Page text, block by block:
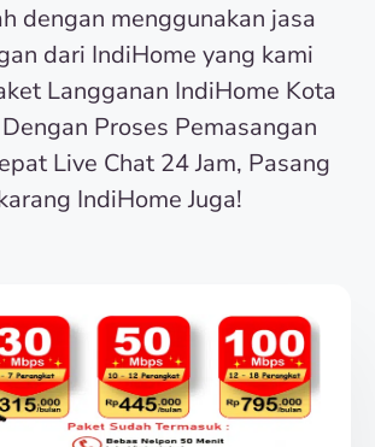
dengan menggunakan jasa
dari IndiHome yang kami
Langganan IndiHome Kota
Proses Pemasangan
Live Chat 24 Jam, Pasang
IndiHome Juga!